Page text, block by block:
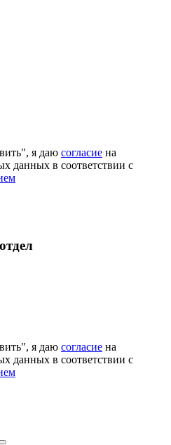
я даю согласие на
данных в соответствии с
я даю согласие на
данных в соответствии с